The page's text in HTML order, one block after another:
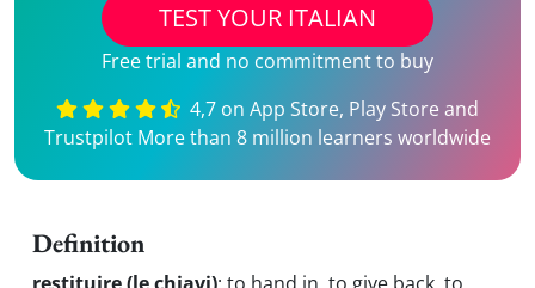
TEST YOUR ITALIAN
Free trial and no commitment to buy
4,7 on App Store, Play Store and
Trustpilot More than 8 million learners worldwide
Definition